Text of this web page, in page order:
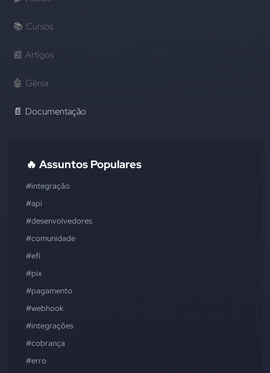
📚 Cursos
📰 Artigos
🤖 Gênia
📄 Documentação
🔥 Assuntos Populares
#integração
#api
#desenvolvedores
#comunidade
#efí
#pix
#pagamento
#webhook
#integrações
#cobrança
#erro